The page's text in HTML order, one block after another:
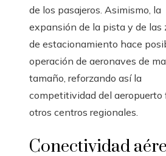
de los pasajeros. Asimismo, la
expansión de la pista y de las
de estacionamiento hace
operación de aeronaves de
tamaño, reforzando así la
competitividad del aeropuerto
otros centros regionales.
Conectividad